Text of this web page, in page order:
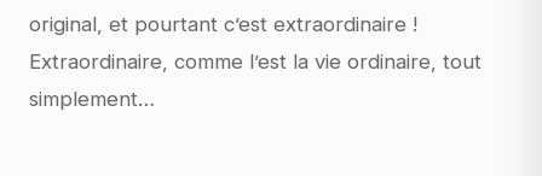
original, et pourtant c’est extraordinaire !
Extraordinaire, comme l’est la vie ordinaire, tout
simplement…